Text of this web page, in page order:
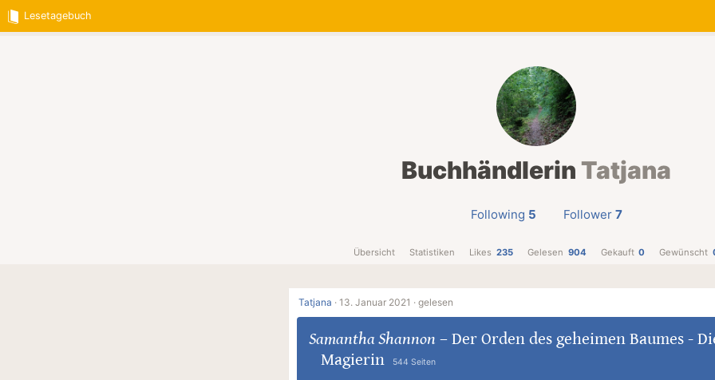
Lesetagebuch
Buchhändlerin Tatjana
Following 5 Follower 7
Übersicht Statistiken Likes 235 Gelesen 904 Gekauft 0 Gewünscht
Tatjana · 13. Januar 2021 · gelesen
Samantha Shannon – Der Orden des geheimen Baumes -
Magierin
544 Seiten